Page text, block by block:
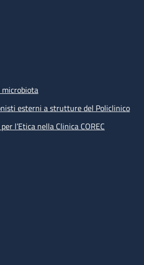
esterni a strutture del Policlinico
l’Etica nella Clinica COREC